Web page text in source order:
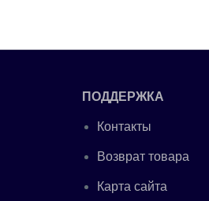
ПОДДЕРЖКА
Контакты
Возврат товара
Карта сайта